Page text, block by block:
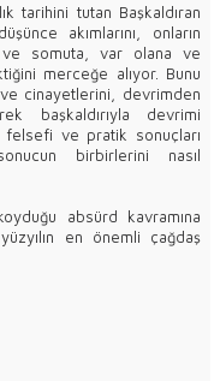
tarihini tutan Başkaldıran
akımlarını, onların
somuta, var olana ve
merceğe alıyor. Bunu
cinayetlerini, devrimden
başkaldırıyla devrimi
felsefi ve pratik sonuçları
birbirlerini nasıl
absürd kavramına
en önemli çağdaş